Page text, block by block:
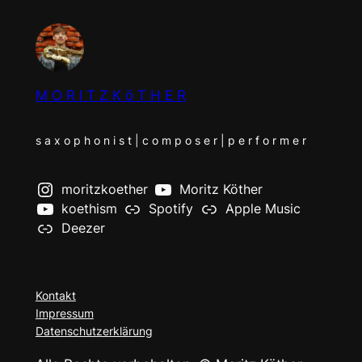
M O R I T Z K ö T H E R
s a x o p h o n i s t | c o m p o s e r | p e r f o r m e r
moritzkoether
Moritz Köther
koethism
Spotify
Apple Music
Deezer
Kontakt
Impressum
Datenschutzerklärung